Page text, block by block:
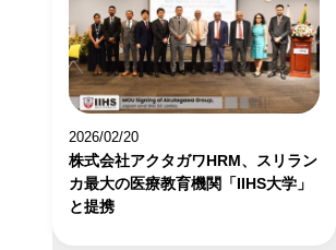
2026/02/20
株式会社アクタガワHRM、スリラン
カ最大の医療教育機関「IIHS大学」
と提携